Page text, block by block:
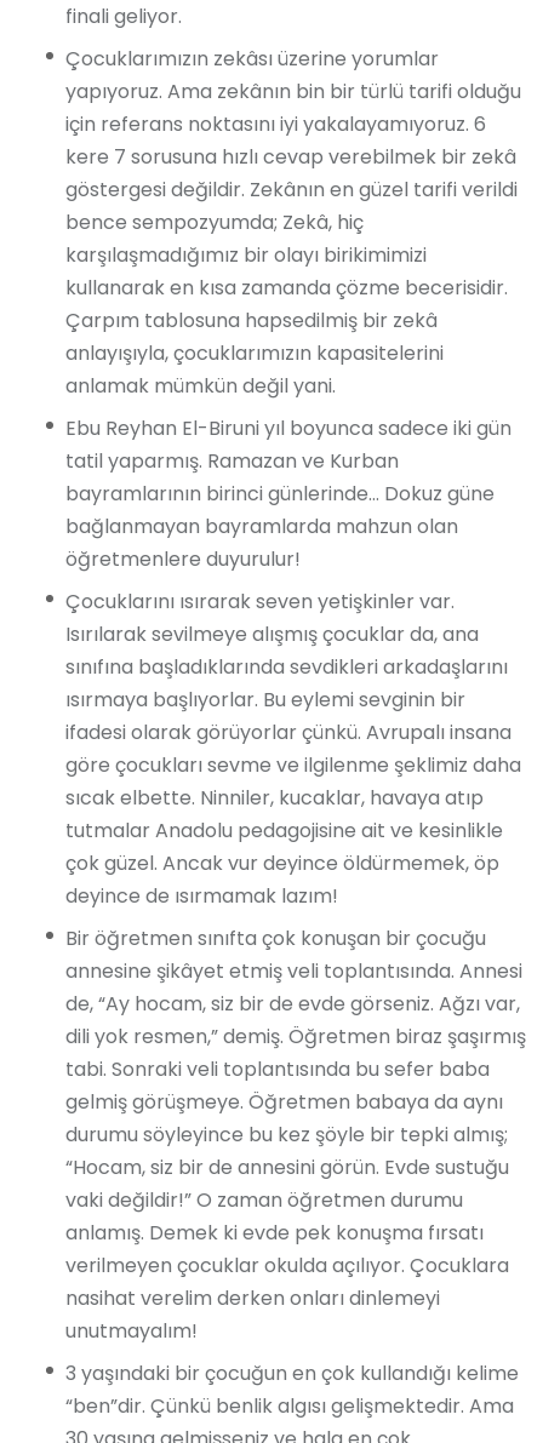
finali geliyor.
Çocuklarımızın zekâsı üzerine yorumlar
yapıyoruz. Ama zekânın bin bir türlü tarifi olduğu
için referans noktasını iyi yakalayamıyoruz. 6
kere 7 sorusuna hızlı cevap verebilmek bir zekâ
göstergesi değildir. Zekânın en güzel tarifi verildi
bence sempozyumda; Zekâ, hiç
karşılaşmadığımız bir olayı birikimimizi
kullanarak en kısa zamanda çözme becerisidir.
Çarpım tablosuna hapsedilmiş bir zekâ
anlayışıyla, çocuklarımızın kapasitelerini
anlamak mümkün değil yani.
Ebu Reyhan El-Biruni yıl boyunca sadece iki gün
tatil yaparmış. Ramazan ve Kurban
bayramlarının birinci günlerinde… Dokuz güne
bağlanmayan bayramlarda mahzun olan
öğretmenlere duyurulur!
Çocuklarını ısırarak seven yetişkinler var.
Isırılarak sevilmeye alışmış çocuklar da, ana
sınıfına başladıklarında sevdikleri arkadaşlarını
ısırmaya başlıyorlar. Bu eylemi sevginin bir
ifadesi olarak görüyorlar çünkü. Avrupalı insana
göre çocukları sevme ve ilgilenme şeklimiz daha
sıcak elbette. Ninniler, kucaklar, havaya atıp
tutmalar Anadolu pedagojisine ait ve kesinlikle
çok güzel. Ancak vur deyince öldürmemek, öp
deyince de ısırmamak lazım!
Bir öğretmen sınıfta çok konuşan bir çocuğu
annesine şikâyet etmiş veli toplantısında. Annesi
de, “Ay hocam, siz bir de evde görseniz. Ağzı var,
dili yok resmen,” demiş. Öğretmen biraz şaşırmış
tabi. Sonraki veli toplantısında bu sefer baba
gelmiş görüşmeye. Öğretmen babaya da aynı
durumu söyleyince bu kez şöyle bir tepki almış;
“Hocam, siz bir de annesini görün. Evde sustuğu
vaki değildir!” O zaman öğretmen durumu
anlamış. Demek ki evde pek konuşma fırsatı
verilmeyen çocuklar okulda açılıyor. Çocuklara
nasihat verelim derken onları dinlemeyi
unutmayalım!
3 yaşındaki bir çocuğun en çok kullandığı kelime
“ben”dir. Çünkü benlik algısı gelişmektedir. Ama